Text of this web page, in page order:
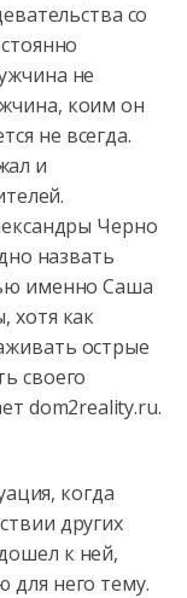
со
не
коим он
не всегда.
и
Черно
назвать
именно Саша
хотя как
острые
своего
dom2reality.ru.
когда
других
к ней,
для него тему.